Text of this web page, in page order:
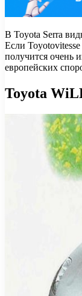
В Toyota Serra
Если
получится очень
европейских
Toyota